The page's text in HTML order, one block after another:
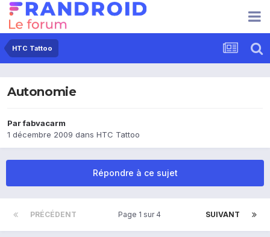
HTC Tattoo
Autonomie
Parfabvacarm
1 décembre 2009 dans HTC Tattoo
Répondre à ce sujet
PRÉCÉDENT SUIVANT
Page 1 sur 4